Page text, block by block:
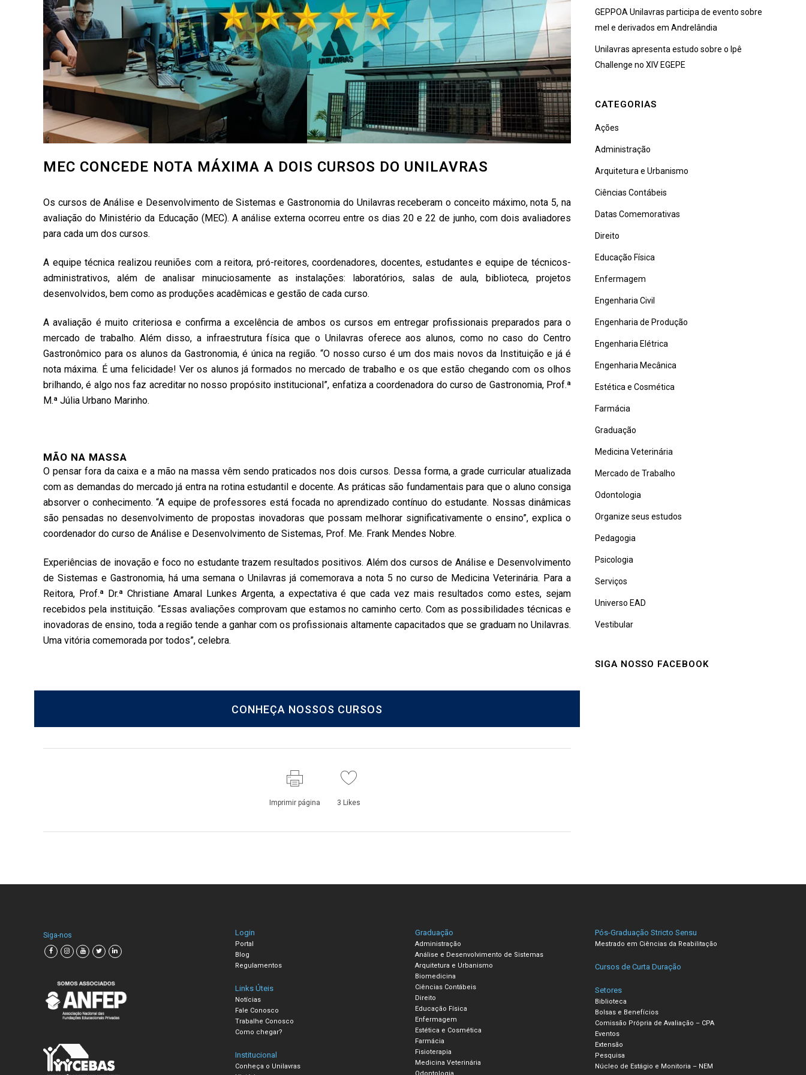
MEC CONCEDE NOTA MÁXIMA A DOIS CURSOS DO UNILAVRAS
Os cursos de Análise e Desenvolvimento de Sistemas e Gastronomia do Unilavras receberam o conceito máximo, nota 5, na
avaliação do Ministério da Educação (MEC). A análise externa ocorreu entre os dias 20 e 22 de junho, com dois avaliadores
para cada um dos cursos.
A equipe técnica realizou reuniões com a reitora, pró-reitores, coordenadores, docentes, estudantes e equipe de técnicos-
administrativos, além de analisar minuciosamente as instalações: laboratórios, salas de aula, biblioteca, projetos
desenvolvidos, bem como as produções acadêmicas e gestão de cada curso.
A avaliação é muito criteriosa e confirma a excelência de ambos os cursos em entregar profissionais preparados para o
mercado de trabalho. Além disso, a infraestrutura física que o Unilavras oferece aos alunos, como no caso do Centro
Gastronômico para os alunos da Gastronomia, é única na região. “O nosso curso é um dos mais novos da Instituição e já é
nota máxima. É uma felicidade! Ver os alunos já formados no mercado de trabalho e os que estão chegando com os olhos
brilhando, é algo nos faz acreditar no nosso propósito institucional”, enfatiza a coordenadora do curso de Gastronomia, Prof.ª
M.ª Júlia Urbano Marinho.
MÃO NA MASSA
O pensar fora da caixa e a mão na massa vêm sendo praticados nos dois cursos. Dessa forma, a grade curricular atualizada
com as demandas do mercado já entra na rotina estudantil e docente. As práticas são fundamentais para que o aluno consiga
absorver o conhecimento. “A equipe de professores está focada no aprendizado contínuo do estudante. Nossas dinâmicas
são pensadas no desenvolvimento de propostas inovadoras que possam melhorar significativamente o ensino”, explica o
coordenador do curso de Análise e Desenvolvimento de Sistemas, Prof. Me. Frank Mendes Nobre.
Experiências de inovação e foco no estudante trazem resultados positivos. Além dos cursos de Análise e Desenvolvimento
de Sistemas e Gastronomia, há uma semana o Unilavras já comemorava a nota 5 no curso de Medicina Veterinária. Para a
Reitora, Prof.ª Dr.ª Christiane Amaral Lunkes Argenta, a expectativa é que cada vez mais resultados como estes, sejam
recebidos pela instituição. “Essas avaliações comprovam que estamos no caminho certo. Com as possibilidades técnicas e
inovadoras de ensino, toda a região tende a ganhar com os profissionais altamente capacitados que se graduam no Unilavras.
Uma vitória comemorada por todos”, celebra.
CONHEÇA NOSSOS CURSOS
Imprimir página 3 Likes
GEPPOA Unilavras participa de evento sobre
mel e derivados em Andrelândia
Unilavras apresenta estudo sobre o Ipê
Challenge no XIV EGEPE
CATEGORIAS
Ações
Administração
Arquitetura e Urbanismo
Ciências Contábeis
Datas Comemorativas
Direito
Educação Física
Enfermagem
Engenharia Civil
Engenharia de Produção
Engenharia Elétrica
Engenharia Mecânica
Estética e Cosmética
Farmácia
Graduação
Medicina Veterinária
Mercado de Trabalho
Odontologia
Organize seus estudos
Pedagogia
Psicologia
Serviços
Universo EAD
Vestibular
SIGA NOSSO FACEBOOK
Siga-nos Login
Portal
Blog
Regulamentos
Links Úteis
Notícias
Fale Conosco
Trabalhe Conosco
Como chegar?
Institucional
Conheça o Unilavras
Graduação
Administração
Análise e Desenvolvimento de Sistemas
Arquitetura e Urbanismo
Biomedicina
Ciências Contábeis
Direito
Educação Física
Enfermagem
Estética e Cosmética
Farmácia
Fisioterapia
Medicina Veterinária
Odontologia
Pós-Graduação Stricto Sensu
Mestrado em Ciências da Reabilitação
Cursos de Curta Duração
Setores
Biblioteca
Bolsas e Benefícios
Comissão Própria de Avaliação – CPA
Eventos
Extensão
Pesquisa
Núcleo de Estágio e Monitoria – NEM